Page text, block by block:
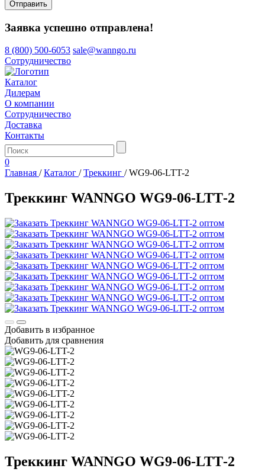
Отправить
Заявка успешно отправлена!
8 (800) 500-6053 sale@wanngo.ru
Сотрудничество
Каталог
Дилерам
О компании
Сотрудничество
Доставка
Контакты
0
Главная / Каталог / Треккинг / WG9-06-LTT-2
Треккинг WANNGO WG9‑06‑LTT‑2
Добавить в избранное
Добавить для сравнения
Треккинг WANNGO WG9‑06‑LTT‑2